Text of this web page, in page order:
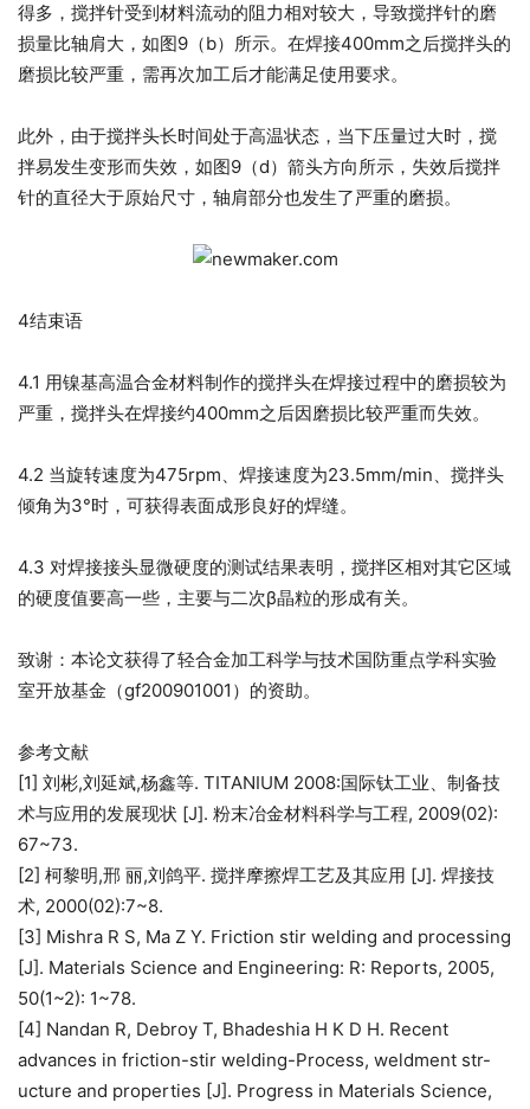
得多，搅拌针受到材料流动的阻力相对较大，导致搅拌针的磨
损量比轴肩大，如图9（b）所示。在焊接400mm之后搅拌头的
磨损比较严重，需再次加工后才能满足使用要求。
此外，由于搅拌头长时间处于高温状态，当下压量过大时，搅
拌易发生变形而失效，如图9（d）箭头方向所示，失效后搅拌
针的直径大于原始尺寸，轴肩部分也发生了严重的磨损。
4结束语
4.1 用镍基高温合金材料制作的搅拌头在焊接过程中的磨损较为
严重，搅拌头在焊接约400mm之后因磨损比较严重而失效。
4.2 当旋转速度为475rpm、焊接速度为23.5mm/min、搅拌头
倾角为3°时，可获得表面成形良好的焊缝。
4.3 对焊接接头显微硬度的测试结果表明，搅拌区相对其它区域
的硬度值要高一些，主要与二次β晶粒的形成有关。
致谢：本论文获得了轻合金加工科学与技术国防重点学科实验
室开放基金（gf200901001）的资助。
参考文献
[1] 刘彬,刘延斌,杨鑫等. TITANIUM 2008:国际钛工业、制备技
术与应用的发展现状 [J]. 粉末冶金材料科学与工程, 2009(02):
67~73.
[2] 柯黎明,邢 丽,刘鸽平. 搅拌摩擦焊工艺及其应用 [J]. 焊接技
术, 2000(02):7~8.
[3] Mishra R S, Ma Z Y. Friction stir welding and processing
[J]. Materials Science and Engineering: R: Reports, 2005,
50(1~2): 1~78.
[4] Nandan R, Debroy T, Bhadeshia H K D H. Recent
advances in friction-stir welding-Process, weldment str-
ucture and properties [J]. Progress in Materials Science,